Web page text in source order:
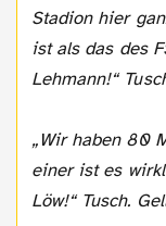
Stadion hier
ist als das des
Lehmann!“
„Wir haben 80
einer ist es
Löw!“ Tusch.